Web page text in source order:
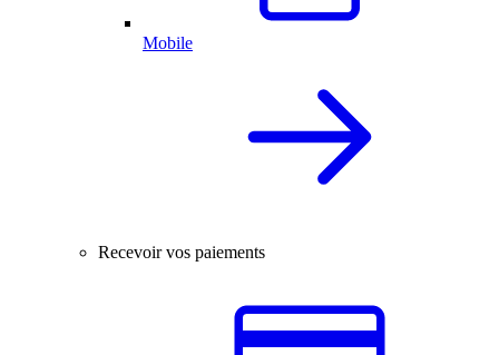
Mobile
Recevoir vos paiements